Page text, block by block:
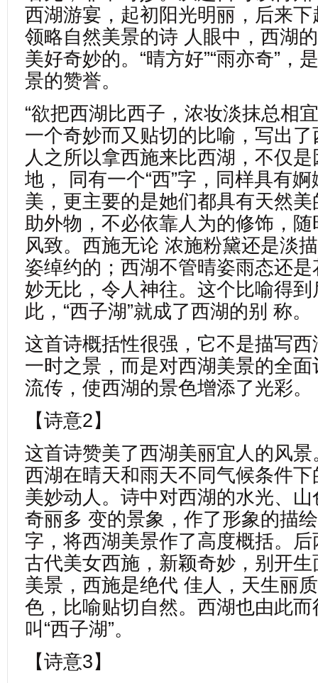
西湖游宴，起初阳光明丽，后来
领略自然美景的诗 人眼中，西湖
美好奇妙的。“晴方好”“雨亦奇”，
景的赞誉。
“欲把西湖比西子，浓妆淡抹总相
一个奇妙而又贴切的比喻，写出
人之所以拿西施来比西湖，不仅
地， 同有一个“西”字，同样具有
美，更主要的是她们都具有天然
助外物，不必依靠人为的修饰，
风致。西施无论 浓施粉黛还是淡
姿绰约的；西湖不管晴姿雨态还
妙无比，令人神往。这个比喻得
此，“西子湖”就成了西湖的别 称。
这首诗概括性很强，它不是描写
一时之景，而是对西湖美景的全
流传，使西湖的景色增添了光彩。
【诗意2】
这首诗赞美了西湖美丽宜人的风
西湖在晴天和雨天不同气候条件
美妙动人。诗中对西湖的水光、
奇丽多 变的景象，作了形象的描绘
字，将西湖美景作了高度概括。
古代美女西施，新颖奇妙，别开
美景，西施是绝代 佳人，天生丽
色，比喻贴切自然。西湖也由此
叫“西子湖”。
【诗意3】